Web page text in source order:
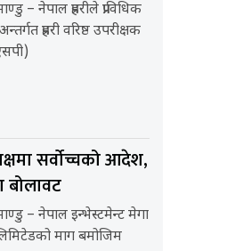
– नेपाल प्रहरीले प्राविधिक
प्रहरी वरिष्ठ उपरीक्षक
सर्वाेच्चको आदेश,
– नेपाल इन्भेस्टमेन्ट मेगा
माग बमोजिम